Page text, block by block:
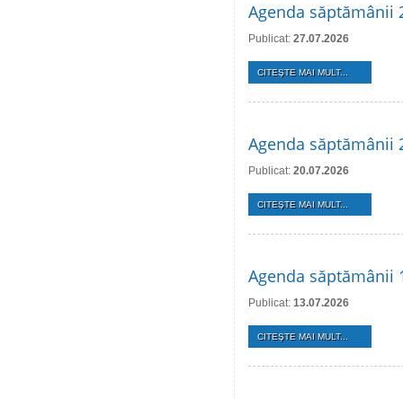
Agenda săptămânii
Publicat: 27.07.2026
CITEŞTE MAI MULT...
Agenda săptămânii
Publicat: 20.07.2026
CITEŞTE MAI MULT...
Agenda săptămânii
Publicat: 13.07.2026
CITEŞTE MAI MULT...